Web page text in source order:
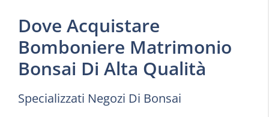
Dove Acquistare
Bomboniere Matrimonio
Bonsai Di Alta Qualità
Specializzati Negozi Di Bonsai